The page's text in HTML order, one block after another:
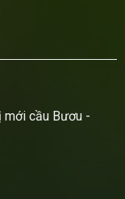
cầu Bươu -